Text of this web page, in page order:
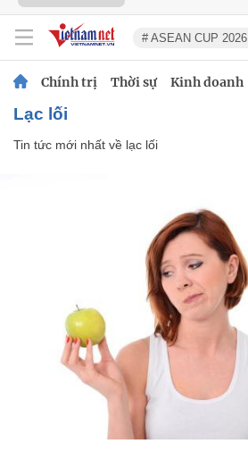
# ASEAN CUP 2026
Chính trị Thời sự Kinh doanh
lạc lối
Tin tức mới nhất về lạc lối